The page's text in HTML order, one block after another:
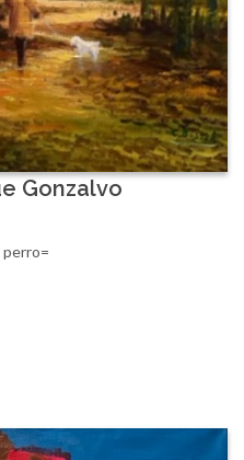
Gonzalvo
perro=